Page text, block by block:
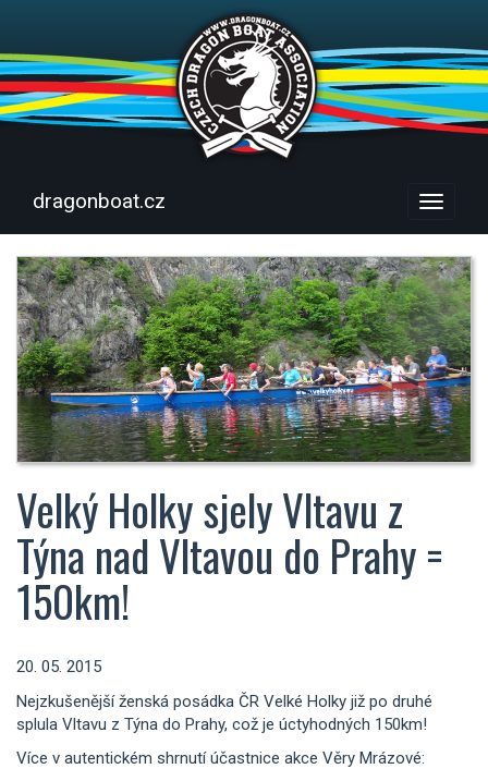
Menu
dragonboat.cz
Velký Holky sjely Vltavu z
Týna nad Vltavou do Prahy =
150km!
20. 05. 2015
Nejzkušenější ženská posádka ČR Velké Holky již po druhé
splula Vltavu z Týna do Prahy, což je úctyhodných 150km!
Více v autentickém shrnutí účastnice akce Věry Mrázové: